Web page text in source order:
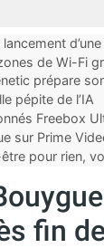
de Wi-Fi
prépare
pépite de l’IA
Freebox
sur Prime
pour rien,
fin